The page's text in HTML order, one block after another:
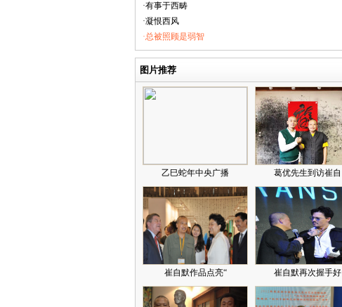
·有事于西畴
·凝恨西风
·总被照顾是弱智
图片推荐
乙巳蛇年中央广播 葛优先生到访崔自
崔自默作品点亮“ 崔自默再次握手好